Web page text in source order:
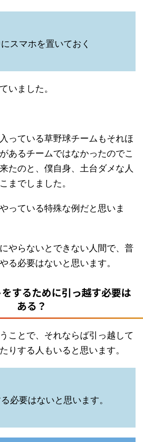
スマホを置いておく
いました。
っている草野球チームもそれほ
あるチームではなかったのでこ
たのと、僕自身、土台ダメな人
までしました。
っている特殊な例だと思いま
やらないとできない人間で、普
る必要はないと思います。
するために引っ越す必要は
ある？
ことで、それならば引っ越して
りする人もいると思います。
必要はないと思います。